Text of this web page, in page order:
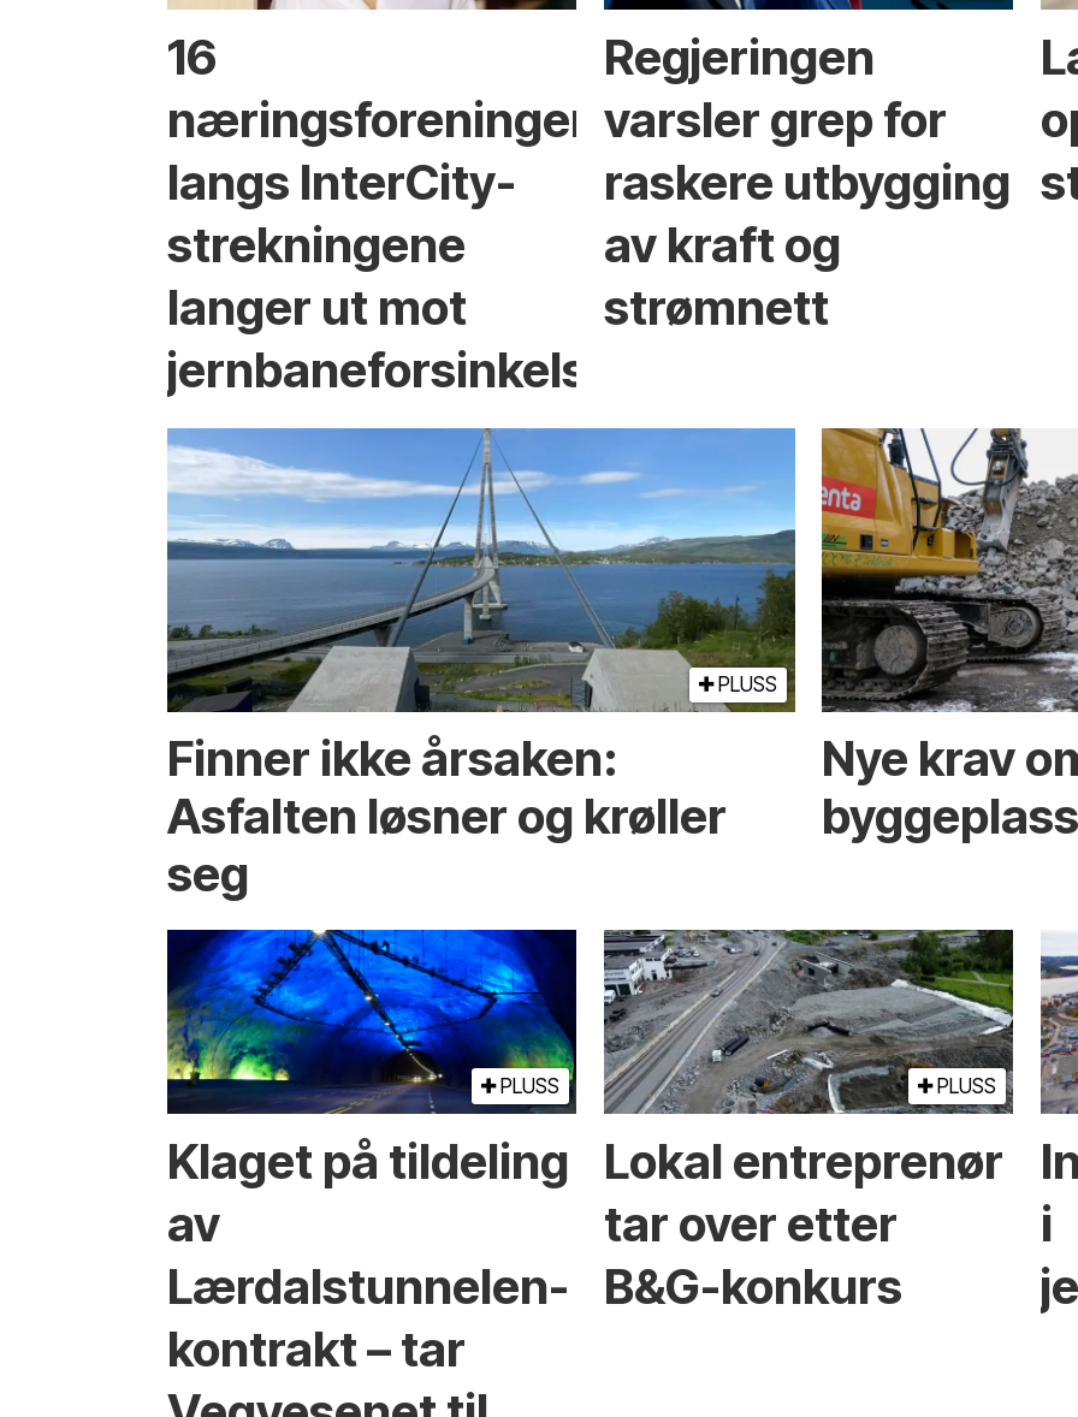
16
næringsforeninger
langs InterCity-
strekningene
langer ut mot
jernbaneforsinkelser
Regjeringen
varsler grep for
raskere utbygging
av kraft og
strømnett
PLUSS
Finner ikke årsaken:
Asfalten løsner og krøller
seg
Nye krav
PLUSS
Klaget på tildeling
av
Lærdalstunnelen-
kontrakt – tar
PLUSS
Lokal entreprenør
tar over etter
B&G-konkurs
i